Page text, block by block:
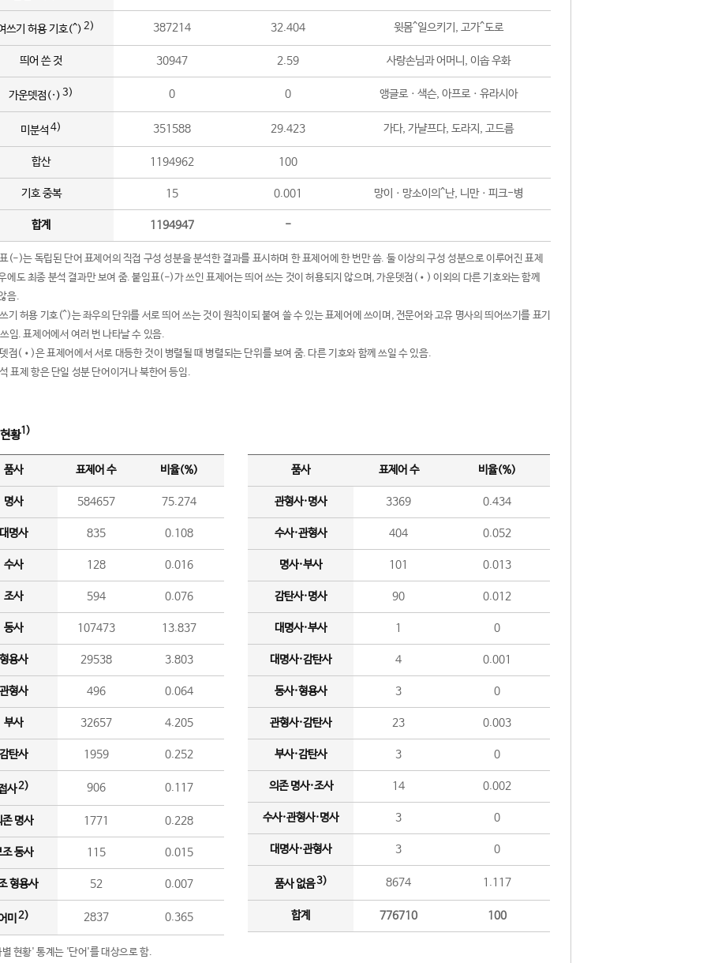
쓰기 허용 기호(^) 2) 387214 32.404 윗몸^일으키기, 고가^도로
띄어 쓴 것 30947 2.59 사랑손님과 어머니, 이솝 우화
가운뎃점(·) 3) 0 0 앵글로ㆍ색슨, 아프로ㆍ유라시아
미분석 4) 351588 29.423 가다, 가냘프다, 도라지, 고드름
합산 1194962 100
기호 중복 15 0.001 망이ㆍ망소이의^난, 니만ㆍ피크-병
합계 1194947 -
(-)는 독립된 단어 표제어의 직접 구성 성분을 분석한 결과를 표시하며 한 표제어에 한 번만 씀. 둘 이상의 구성 성분으로 이루어진 표제
에도 최종 분석 결과만 보여 줌. 붙임표(-)가 쓰인 표제어는 띄어 쓰는 것이 허용되지 않으며, 가운뎃점(•) 이외의 다른 기호와는 함께
음.
기 허용 기호(^)는 좌우의 단위를 서로 띄어 쓰는 것이 원칙이되 붙여 쓸 수 있는 표제어에 쓰이며, 전문어와 고유 명사의 띄어쓰기를 표기
임. 표제어에서 여러 번 나타날 수 있음.
점(•)은 표제어에서 서로 대등한 것이 병렬될 때 병렬되는 단위를 보여 줌. 다른 기호와 함께 쓰일 수 있음.
표제 항은 단일 성분 단어이거나 북한어 등임.
황1)
품사 표제어 수 비율(%)
명사 584657 75.274
명사 835 0.108
수사 128 0.016
조사 594 0.076
동사 107473 13.837
용사 29538 3.803
형사 496 0.064
부사 32657 4.205
탄사 1959 0.252
사2) 906 0.117
존 명사 1771 0.228
조 동사 115 0.015
형용사 52 0.007
미 2) 2837 0.365
품사 표제어 수 비율(%)
관형사·명사 3369 0.434
수사·관형사 404 0.052
명사·부사 101 0.013
감탄사·명사 90 0.012
대명사·부사 1 0
대명사·감탄사 4 0.001
동사·형용사 3 0
관형사·감탄사 23 0.003
부사·감탄사 3 0
의존 명사·조사 14 0.002
수사·관형사·명사 3 0
대명사·관형사 3 0
품사 없음3) 8674 1.117
합계 776710 100
현황' 통계는 '단어'를 대상으로 함.